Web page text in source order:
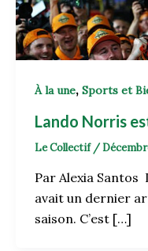
À la une, Sports et
Lando Norris
Le Collectif /
Par Alexia Santos
avait un dernier
saison. C’est […]